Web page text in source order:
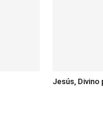
Jesús, Divino